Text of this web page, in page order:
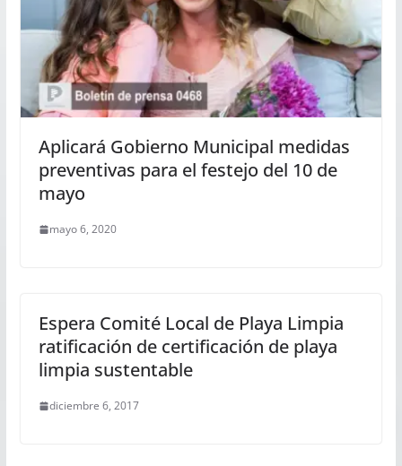
Aplicará Gobierno Municipal medidas
preventivas para el festejo del 10 de
mayo
mayo 6, 2020
Espera Comité Local de Playa Limpia
ratificación de certificación de playa
limpia sustentable
diciembre 6, 2017